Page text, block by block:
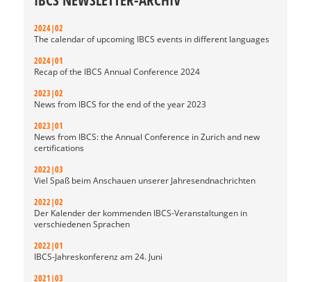
2024|02
The calendar of upcoming IBCS events in different languages
2024|01
Recap of the IBCS Annual Conference 2024
2023|02
News from IBCS for the end of the year 2023
2023|01
News from IBCS: the Annual Conference in Zurich and new
certifications
2022|03
Viel Spaß beim Anschauen unserer Jahresendnachrichten
2022|02
Der Kalender der kommenden IBCS-Veranstaltungen in
verschiedenen Sprachen
2022|01
IBCS-Jahreskonferenz am 24. Juni
2021|03